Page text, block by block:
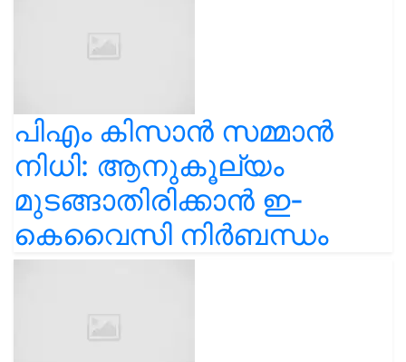
പിഎം കിസാൻ സമ്മാൻ
നിധി: ആനുകൂല്യം
മുടങ്ങാതിരിക്കാൻ ഇ-
കെവൈസി നിർബന്ധം